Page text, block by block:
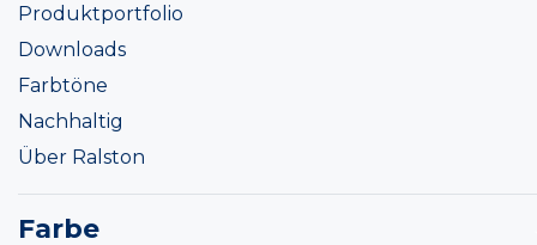
Produktportfolio
Downloads
Farbtöne
Nachhaltig
Über Ralston
Farbe